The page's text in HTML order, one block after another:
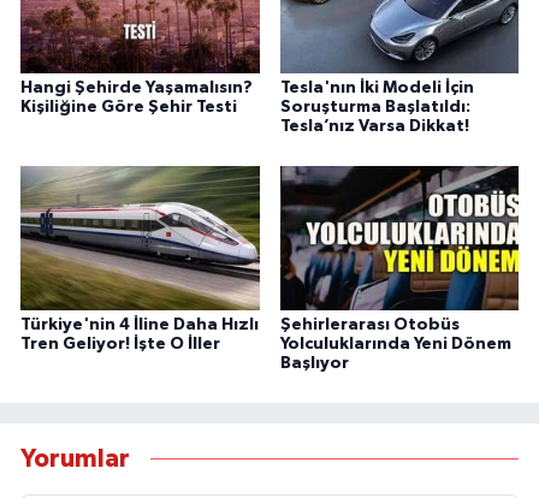
Hangi Şehirde Yaşamalısın?
Kişiliğine Göre Şehir Testi
Tesla'nın İki Modeli İçin
Soruşturma Başlatıldı:
Tesla’nız Varsa Dikkat!
Türkiye'nin 4 İline Daha Hızlı
Tren Geliyor! İşte O İller
Şehirlerarası Otobüs
Yolculuklarında Yeni Dönem
Başlıyor
Yorumlar